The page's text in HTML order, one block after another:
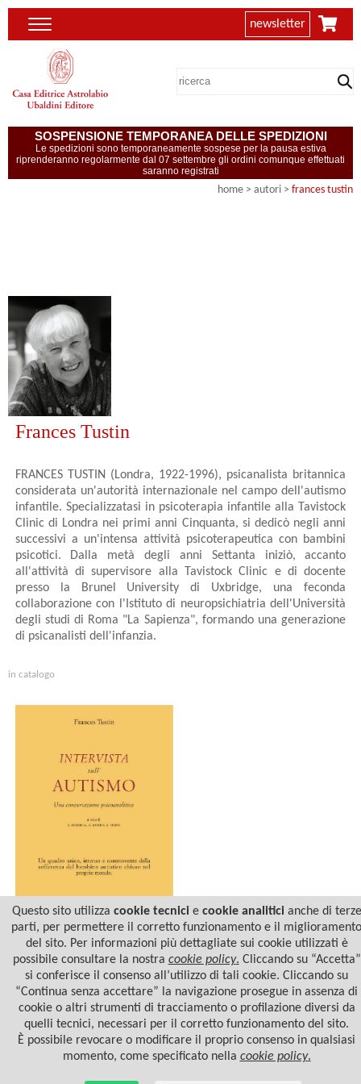
newsletter
SOSPENSIONE TEMPORANEA DELLE SPEDIZIONI
Le spedizioni sono temporaneamente sospese per la pausa estiva
riprenderanno regolarmente dal 07 settembre gli ordini comunque effettuati
saranno registrati
home > autori > frances tustin
Frances Tustin
FRANCES TUSTIN (Londra, 1922-1996), psicanalista britannica
considerata un'autorità internazionale nel campo dell'autismo
infantile. Specializzatasi in psicoterapia infantile alla Tavistock
Clinic di Londra nei primi anni Cinquanta, si dedicò negli anni
successivi a un'intensa attività psicoterapeutica con bambini
psicotici. Dalla metà degli anni Settanta iniziò, accanto
all'attività di supervisore alla Tavistock Clinic e di docente
presso la Brunel University di Uxbridge, una feconda
collaborazione con l'Istituto di neuropsichiatria dell'Università
degli studi di Roma "La Sapienza", formando una generazione
di psicanalisti dell'infanzia.
in catalogo
INTERVISTA
SULL'AUTISMO
Questo sito utilizza cookie tecnicie cookie analiticianche di terze
parti, per permettere il corretto funzionamento e il miglioramento
del sito. Per informazioni più dettagliate sui cookie utilizzati è
possibile consultare la nostra cookie policy. Cliccando su “Accetta”
si conferisce il consenso all’utilizzo di tali cookie. Cliccando su
“Continua senza accettare” la navigazione prosegue in assenza di
cookie o altri strumenti di tracciamento o profilazione diversi da
quelli tecnici, necessari per il corretto funzionamento del sito.
È possibile revocare o modificare il proprio consenso in qualsiasi
momento, come specificato nella cookie policy.